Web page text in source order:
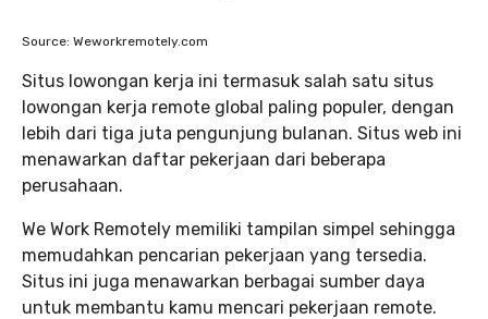
Source: Weworkremotely.com
Situs lowongan kerja ini termasuk salah satu situs
lowongan kerja remote global paling populer, dengan
lebih dari tiga juta pengunjung bulanan. Situs web ini
menawarkan daftar pekerjaan dari beberapa
perusahaan.
We Work Remotely memiliki tampilan simpel sehingga
memudahkan pencarian pekerjaan yang tersedia.
Situs ini juga menawarkan berbagai sumber daya
untuk membantu kamu mencari pekerjaan remote.